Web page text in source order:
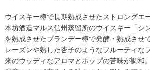
ウイスキー樽で長期熟成させたストロングエー
本坊酒造マルス信州蒸留所のウイスキー「シ
を熟成させたブランデー樽で発酵・熟成させ
レーズンや熟した杏子のようなフルーティな
来のウッディなアロマとホップの苦味が調和。